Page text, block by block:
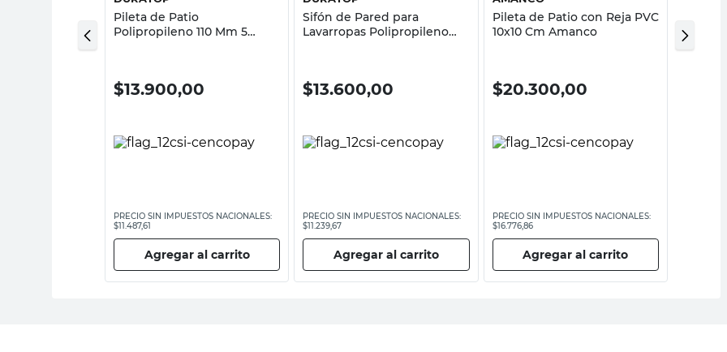
Pileta de Patio
Polipropileno 110 Mm 5
$13.900,00
PRECIO SIN IMPUESTOS NACIONALES:
$11.487,61
Agregar al carrito
Sifón de Pared para
Lavarropas Polipropileno
$13.600,00
PRECIO SIN IMPUESTOS NACIONALES:
$11.239,67
Agregar al carrito
Pileta de Patio con Reja PVC
10x10 Cm Amanco
$20.300,00
PRECIO SIN IMPUESTOS NACIONALES:
$16.776,86
Agregar al carrito
Acero